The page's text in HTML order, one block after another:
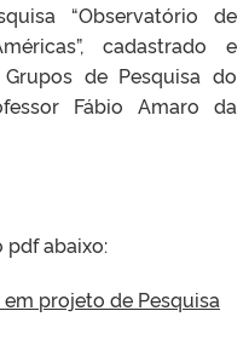
“Observatório de
cadastrado e
de Pesquisa do
Fábio Amaro da
pdf abaixo:
projeto de Pesquisa